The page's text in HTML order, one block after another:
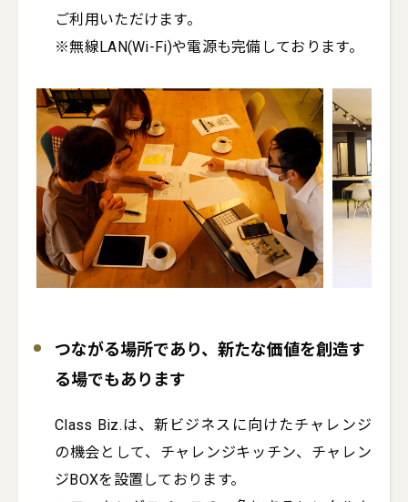
ご利用いただけます。
※無線LAN(Wi-Fi)や電源も完備しております。
つながる場所であり、新たな価値を創造す
る場でもあります
Class Biz.は、新ビジネスに向けたチャレンジ
の機会として、チャレンジキッチン、チャレン
ジBOXを設置しております。